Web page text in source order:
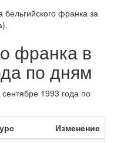
франка за
.
франка в
по дням
1993 года по
Изменение